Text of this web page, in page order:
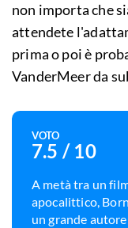
non importa che
attendete
prima o poi è
VanderMeer da
VOTO
7.5 / 10
A metà tra un
apocalittico,
un grande